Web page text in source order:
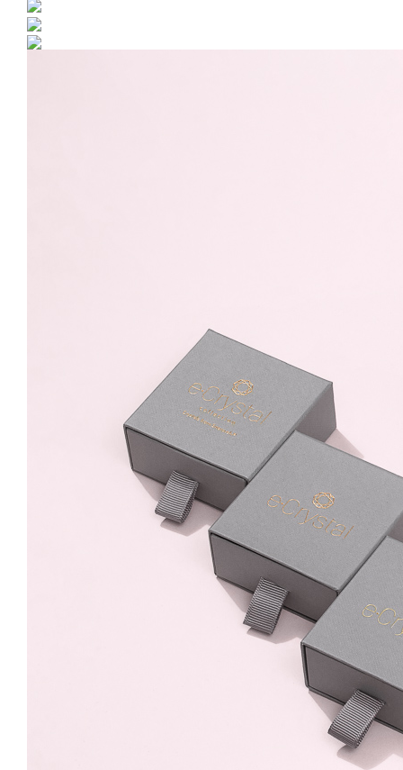
Swarovski® Rivoli
Paradise Shine 8mm